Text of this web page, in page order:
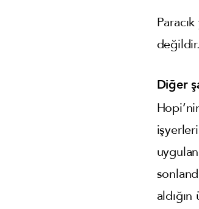
değildir.
Diğer